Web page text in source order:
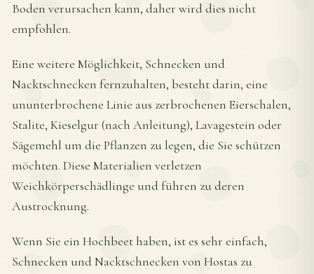
Boden verursachen kann, daher wird dies nicht
empfohlen.
Eine weitere Möglichkeit, Schnecken und
Nacktschnecken fernzuhalten, besteht darin, eine
ununterbrochene Linie aus zerbrochenen Eierschalen,
Stalite, Kieselgur (nach Anleitung), Lavagestein oder
Sägemehl um die Pflanzen zu legen, die Sie schützen
möchten. Diese Materialien verletzen
Weichkörperschädlinge und führen zu deren
Austrocknung.
Wenn Sie ein Hochbeet haben, ist es sehr einfach,
Schnecken und Nacktschnecken von Hostas zu